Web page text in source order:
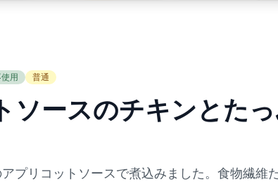
用 普通
ソースのチキンとた
プリコットソースで煮込みました。食物繊維